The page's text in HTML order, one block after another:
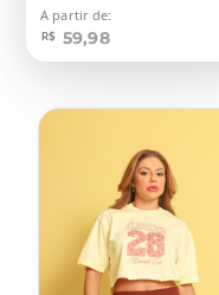
A partir de:
R$ 59,98